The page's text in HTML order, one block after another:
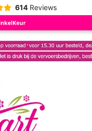
614 Reviews